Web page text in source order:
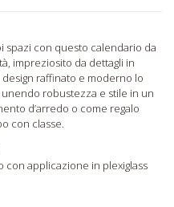
spazi con questo calendario da
impreziosito da dettagli in
design raffinato e moderno lo
robustezza e stile in un
d’arredo o come regalo
con classe.
con applicazione in plexiglass